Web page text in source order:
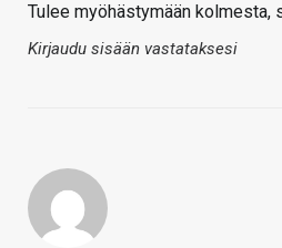
Tulee myöhästymään kolmesta,
Kirjaudu sisään vastataksesi